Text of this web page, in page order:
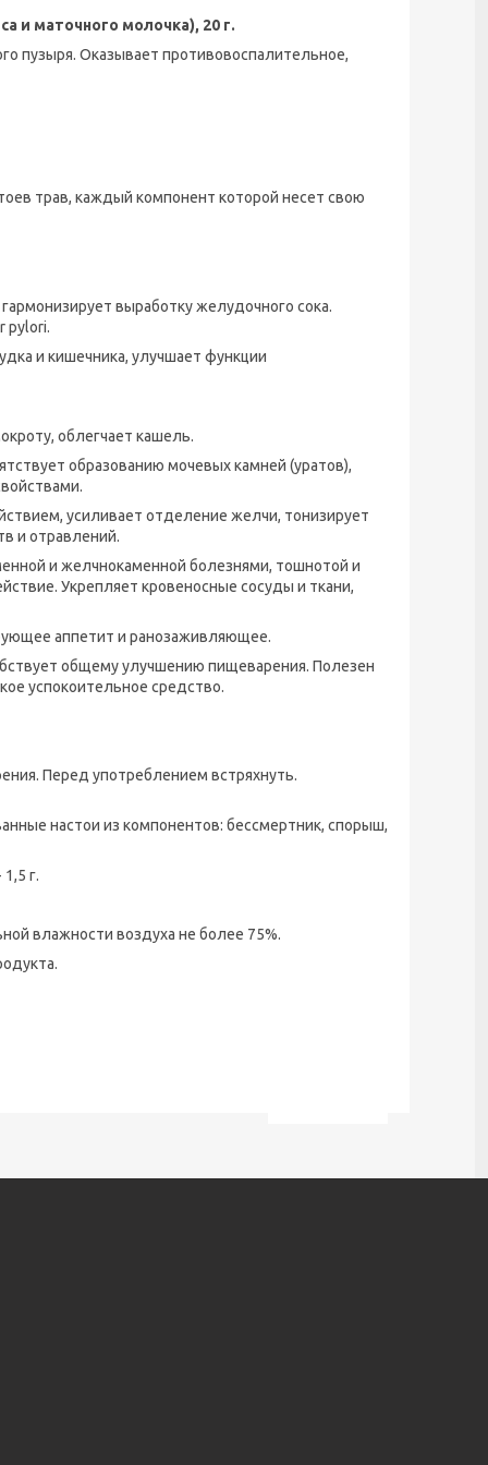
и маточного молочка), 20 г.
пузыря. Оказывает противовоспалительное,
трав, каждый компонент которой несет свою
выработку желудочного сока.
pylori.
и кишечника, улучшает функции
облегчает кашель.
образованию мочевых камней (уратов),
усиливает отделение желчи, тонизирует
и отравлений.
и желчнокаменной болезнями, тошнотой и
Укрепляет кровеносные сосуды и ткани,
аппетит и ранозаживляющее.
общему улучшению пищеварения. Полезен
успокоительное средство.
Перед употреблением встряхнуть.
настои из компонентов: бессмертник, спорыш,
г.
влажности воздуха не более 75%.